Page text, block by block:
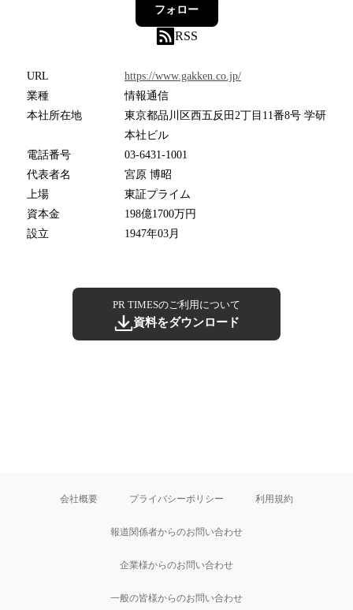
フォロー
RSS
URL
https://www.gakken.co.jp/
業種
情報通信
本社所在地
東京都品川区西五反田2丁目11番8号 学研
本社ビル
電話番号
03-6431-1001
代表者名
宮原 博昭
上場
東証プライム
資本金
198億1700万円
設立
1947年03月
PR TIMESのご利用について
資料をダウンロード
会社概要 プライバシーポリシー 利用規約
報道関係者からのお問い合わせ
企業様からのお問い合わせ
一般の皆様からのお問い合わせ